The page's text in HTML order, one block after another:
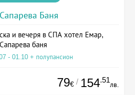
Сапарева Баня
и вечеря в СПА хотел Емар,
Сапарева баня
- 01.10 + полупансион
79€ / 154.51
лв.